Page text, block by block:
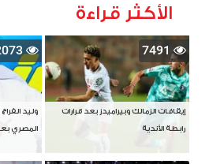
الأكثر قراءة
7491
إيقافات الزمالك وبيراميدز بعد قرارات
رابطة الأندية
وليد
المصري